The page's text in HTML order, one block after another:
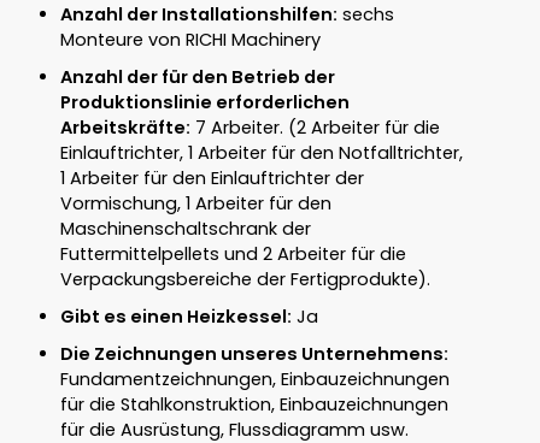
Anzahl der Installationshilfen: sechs
Monteure von RICHI Machinery
Anzahl der für den Betrieb der
Produktionslinie erforderlichen
Arbeitskräfte: 7 Arbeiter. (2 Arbeiter für die
Einlauftrichter, 1 Arbeiter für den Notfalltrichter,
1 Arbeiter für den Einlauftrichter der
Vormischung, 1 Arbeiter für den
Maschinenschaltschrank der
Futtermittelpellets und 2 Arbeiter für die
Verpackungsbereiche der Fertigprodukte).
Gibt es einen Heizkessel: Ja
Die Zeichnungen unseres Unternehmens:
Fundamentzeichnungen, Einbauzeichnungen
für die Stahlkonstruktion, Einbauzeichnungen
für die Ausrüstung, Flussdiagramm usw.